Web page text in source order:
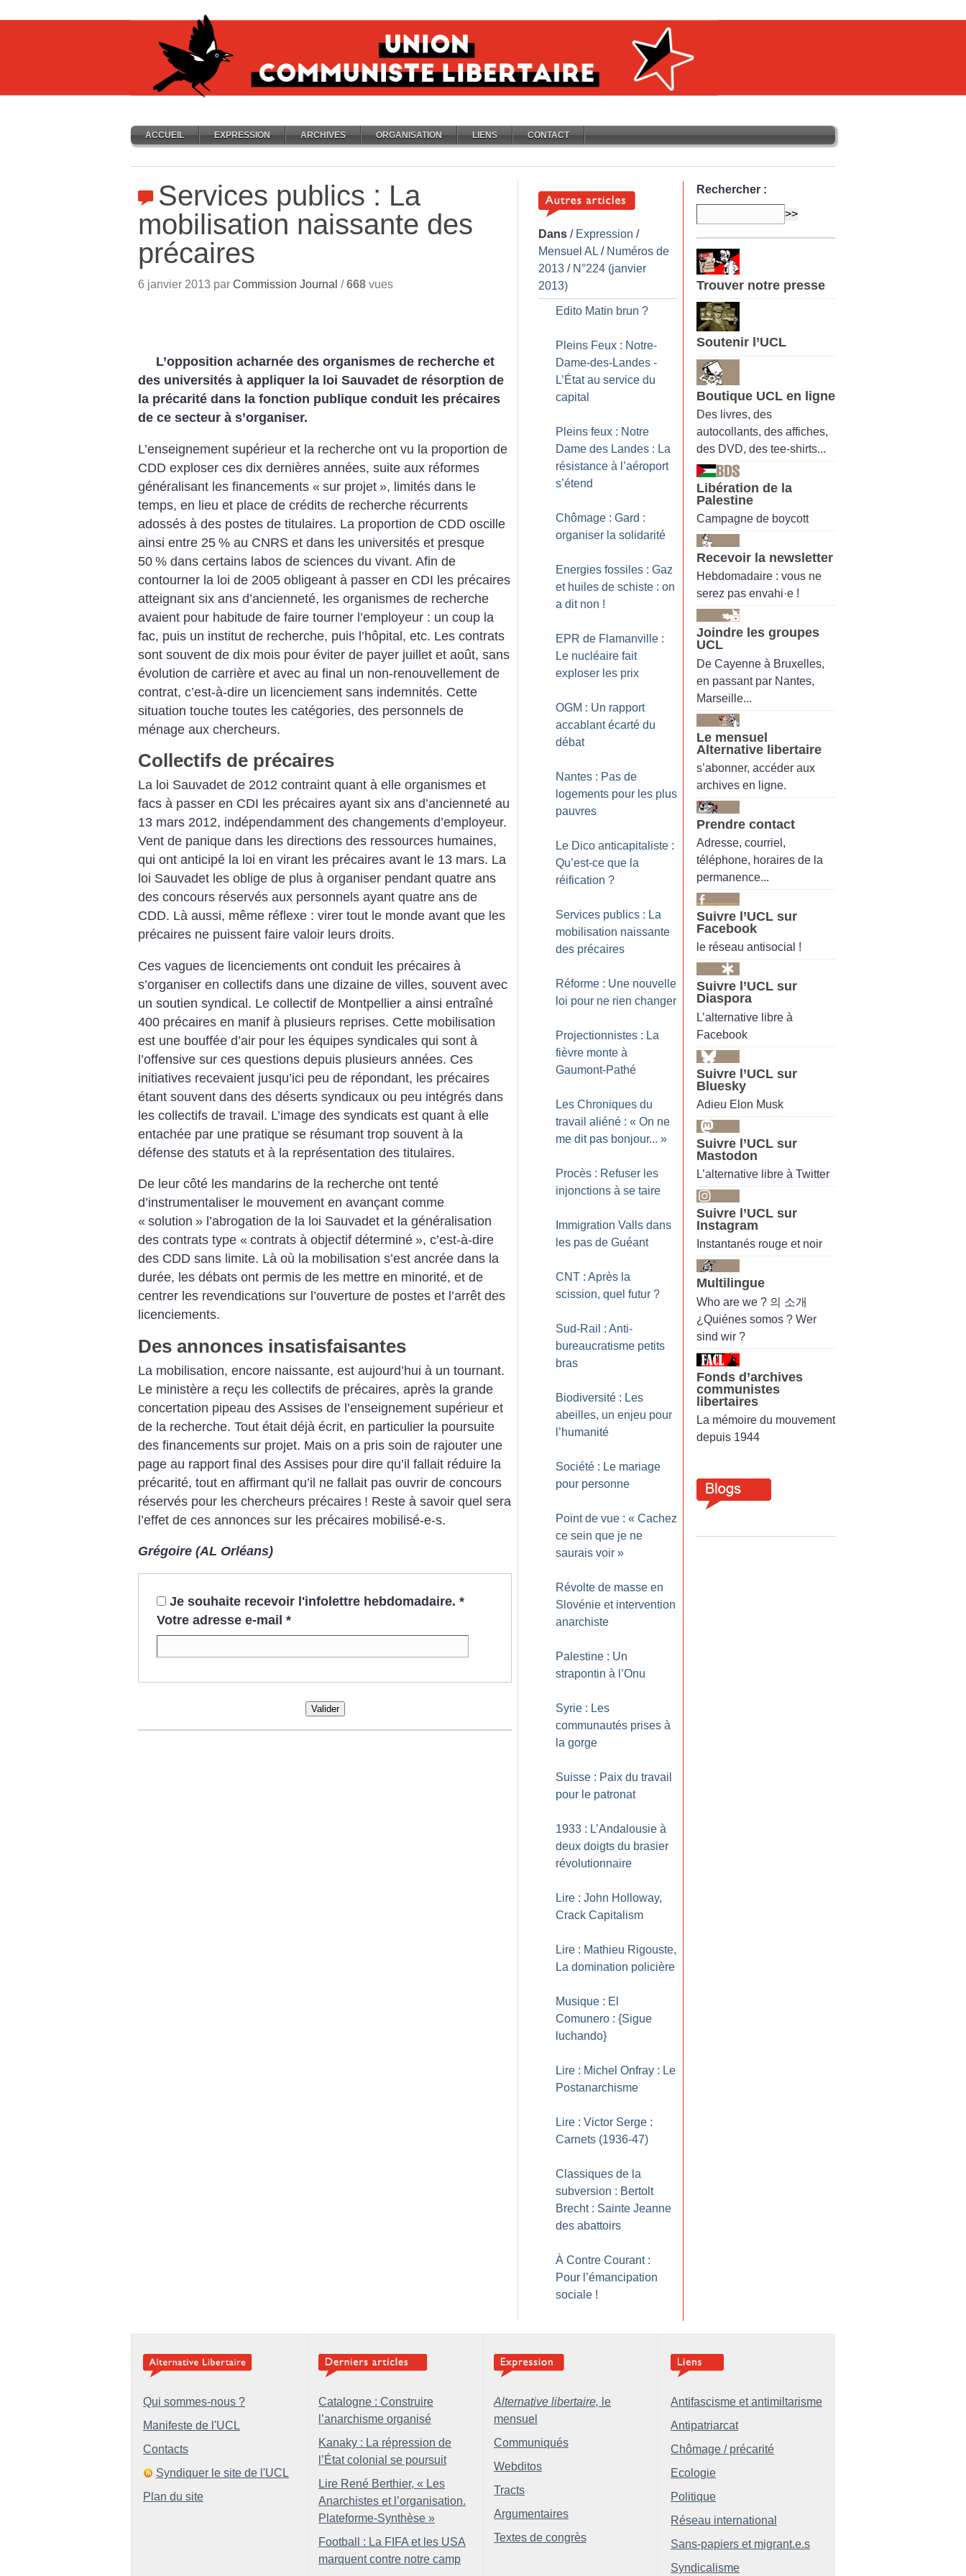
ACCUEIL EXPRESSION ARCHIVES ORGANISATION LIENS CONTACT
Services publics : La
mobilisation naissante des
précaires
6 janvier 2013 par Commission Journal /668 vues
L’opposition acharnée des organismes de recherche et
des universités à appliquer la loi Sauvadet de résorption de
la précarité dans la fonction publique conduit les précaires
de ce secteur à s’organiser.
L’enseignement supérieur et la recherche ont vu la proportion de
CDD exploser ces dix dernières années, suite aux réformes
généralisant les financements « sur projet », limités dans le
temps, en lieu et place de crédits de recherche récurrents
adossés à des postes de titulaires. La proportion de CDD oscille
ainsi entre 25 % au CNRS et dans les universités et presque
50 % dans certains labos de sciences du vivant. Afin de
contourner la loi de 2005 obligeant à passer en CDI les précaires
atteignant six ans d’ancienneté, les organismes de recherche
avaient pour habitude de faire tourner l’employeur : un coup la
fac, puis un institut de recherche, puis l’hôpital, etc. Les contrats
sont souvent de dix mois pour éviter de payer juillet et août, sans
évolution de carrière et avec au final un non-renouvellement de
contrat, c’est-à-dire un licenciement sans indemnités. Cette
situation touche toutes les catégories, des personnels de
ménage aux chercheurs.
Collectifs de précaires
La loi Sauvadet de 2012 contraint quant à elle organismes et
facs à passer en CDI les précaires ayant six ans d’ancienneté au
13 mars 2012, indépendamment des changements d’employeur.
Vent de panique dans les directions des ressources humaines,
qui ont anticipé la loi en virant les précaires avant le 13 mars. La
loi Sauvadet les oblige de plus à organiser pendant quatre ans
des concours réservés aux personnels ayant quatre ans de
CDD. Là aussi, même réflexe : virer tout le monde avant que les
précaires ne puissent faire valoir leurs droits.
Ces vagues de licenciements ont conduit les précaires à
s’organiser en collectifs dans une dizaine de villes, souvent avec
un soutien syndical. Le collectif de Montpellier a ainsi entraîné
400 précaires en manif à plusieurs reprises. Cette mobilisation
est une bouffée d’air pour les équipes syndicales qui sont à
l’offensive sur ces questions depuis plusieurs années. Ces
initiatives recevaient jusqu’ici peu de répondant, les précaires
étant souvent dans des déserts syndicaux ou peu intégrés dans
les collectifs de travail. L’image des syndicats est quant à elle
entachée par une pratique se résumant trop souvent à la
défense des statuts et à la représentation des titulaires.
De leur côté les mandarins de la recherche ont tenté
d’instrumentaliser le mouvement en avançant comme
« solution » l’abrogation de la loi Sauvadet et la généralisation
des contrats type « contrats à objectif déterminé », c’est-à-dire
des CDD sans limite. Là où la mobilisation s’est ancrée dans la
durée, les débats ont permis de les mettre en minorité, et de
centrer les revendications sur l’ouverture de postes et l’arrêt des
licenciements.
Des annonces insatisfaisantes
La mobilisation, encore naissante, est aujourd’hui à un tournant.
Le ministère a reçu les collectifs de précaires, après la grande
concertation pipeau des Assises de l’enseignement supérieur et
de la recherche. Tout était déjà écrit, en particulier la poursuite
des financements sur projet. Mais on a pris soin de rajouter une
page au rapport final des Assises pour dire qu’il fallait réduire la
précarité, tout en affirmant qu’il ne fallait pas ouvrir de concours
réservés pour les chercheurs précaires ! Reste à savoir quel sera
l’effet de ces annonces sur les précaires mobilisé-e-s.
Grégoire (AL Orléans)
Je souhaite recevoir l'infolettre hebdomadaire. *
Votre adresse e-mail *
Valider
Dans / Expression /
Mensuel AL / Numéros de
2013 / N°224 (janvier
2013)
Edito Matin brun ?
Pleins Feux : Notre-
Dame-des-Landes -
L’État au service du
capital
Pleins feux : Notre
Dame des Landes : La
résistance à l’aéroport
s’étend
Chômage : Gard :
organiser la solidarité
Energies fossiles : Gaz
et huiles de schiste : on
a dit non !
EPR de Flamanville :
Le nucléaire fait
exploser les prix
OGM : Un rapport
accablant écarté du
débat
Nantes : Pas de
logements pour les plus
pauvres
Le Dico anticapitaliste :
Qu’est-ce que la
réification ?
Services publics : La
mobilisation naissante
des précaires
Réforme : Une nouvelle
loi pour ne rien changer
Projectionnistes : La
fièvre monte à
Gaumont-Pathé
Les Chroniques du
travail aliéné : « On ne
me dit pas bonjour... »
Procès : Refuser les
injonctions à se taire
Immigration Valls dans
les pas de Guéant
CNT : Après la
scission, quel futur ?
Sud-Rail : Anti-
bureaucratisme petits
bras
Biodiversité : Les
abeilles, un enjeu pour
l’humanité
Société : Le mariage
pour personne
Point de vue : « Cachez
ce sein que je ne
saurais voir »
Révolte de masse en
Slovénie et intervention
anarchiste
Palestine : Un
strapontin à l’Onu
Syrie : Les
communautés prises à
la gorge
Suisse : Paix du travail
pour le patronat
1933 : L’Andalousie à
deux doigts du brasier
révolutionnaire
Lire : John Holloway,
Crack Capitalism
Lire : Mathieu Rigouste,
La domination policière
Musique : El
Comunero : {Sigue
luchando}
Lire : Michel Onfray : Le
Postanarchisme
Lire : Victor Serge :
Carnets (1936-47)
Classiques de la
subversion : Bertolt
Brecht : Sainte Jeanne
des abattoirs
À Contre Courant :
Pour l’émancipation
sociale !
Rechercher :
Trouver notre presse
Soutenir l’UCL
Boutique UCL en ligne
Des livres, des
autocollants, des affiches,
des DVD, des tee-shirts...
Libération de la
Palestine
Campagne de boycott
Recevoir la newsletter
Hebdomadaire : vous ne
serez pas envahi·e !
Joindre les groupes
UCL
De Cayenne à Bruxelles,
en passant par Nantes,
Marseille...
Le mensuel
Alternative libertaire
s’abonner, accéder aux
archives en ligne.
Prendre contact
Adresse, courriel,
téléphone, horaires de la
permanence...
Suivre l’UCL sur
Facebook
le réseau antisocial !
Suivre l’UCL sur
Diaspora
L’alternative libre à
Facebook
Suivre l’UCL sur
Bluesky
Adieu Elon Musk
Suivre l’UCL sur
Mastodon
L’alternative libre à Twitter
Suivre l’UCL sur
Instagram
Instantanés rouge et noir
Multilingue
Who are we ? 의 소개
¿Quiénes somos ? Wer
sind wir ?
Fonds d’archives
communistes
libertaires
La mémoire du mouvement
depuis 1944
Qui sommes-nous ?
Manifeste de l'UCL
Contacts
Syndiquer le site de l'UCL
Plan du site
Catalogne : Construire
l’anarchisme organisé
Kanaky : La répression de
l’État colonial se poursuit
Lire René Berthier, « Les
Anarchistes et l’organisation.
Plateforme-Synthèse »
Football : La FIFA et les USA
marquent contre notre camp
Alternative libertaire, le
mensuel
Communiqués
Webditos
Tracts
Argumentaires
Textes de congrès
Antifascisme et antimiltarisme
Antipatriarcat
Chômage / précarité
Ecologie
Politique
Réseau international
Sans-papiers et migrant.e.s
Syndicalisme